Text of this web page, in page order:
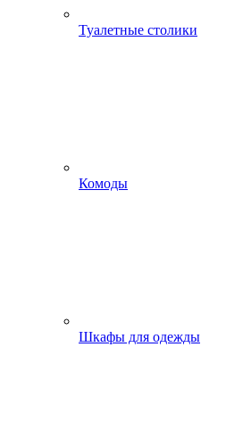
Туалетные столики
Комоды
Шкафы для одежды